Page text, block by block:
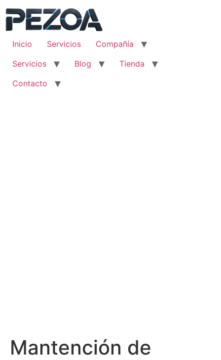
contenido
Inicio
Servicios
Compañía
Servicios
Blog
Tienda
Contacto
Mantención de